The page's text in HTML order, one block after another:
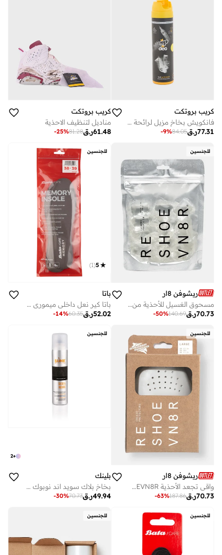
كريب بروتكت
فانكويش بخاخ مزيل لرائحة السنيكرز
ر.ق77.31
84.05
-9%
كريب بروتكت
مناديل لتنظيف الاحذية
ر.ق61.48
81.28
-25%
للجنسين
ريشوفن 8ار
مسحوق الغسيل للأحذية من Reshoevn8r
ر.ق70.73
140.69
-50%
للجنسين
5
(
1
)
باتا
باتا كير نعل داخلي ميموري فوم
ر.ق52.02
60.35
-14%
للجنسين
ريشوفن 8ار
واقي تجعد الأحذية RESHOEVN8R
ر.ق70.73
187.86
-63%
للجنسين
+
2
بلينك
بخاخ بلاك سويد اند نوبوك من بلينك
ر.ق49.94
70.73
-30%
للجنسين للجنسين